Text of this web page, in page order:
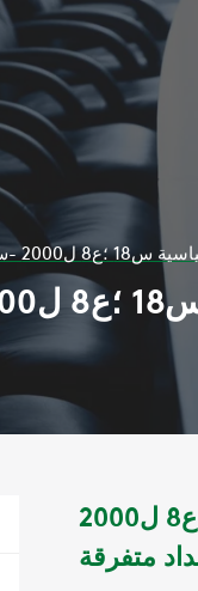
أ عداد متفرقة
مجلة فلسطين المسلمة تعني بشؤون السياسية س18 ؛ع8 ل2000